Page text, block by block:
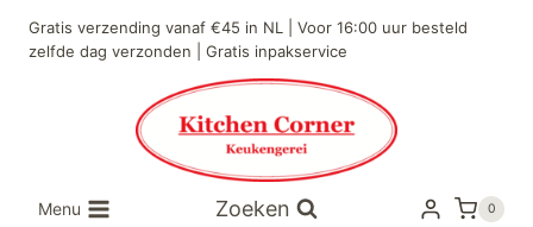
naar
Gratis verzending vanaf €45 in NL | Voor 16:00 uur besteld
zelfde dag verzonden | Gratis inpakservice
Menu Zoeken 0